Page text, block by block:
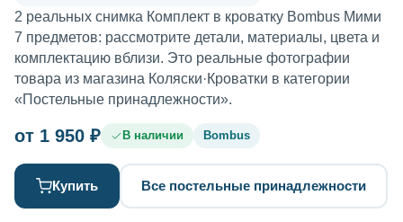
2 реальных снимка Комплект в кроватку Bombus Мими
7 предметов: рассмотрите детали, материалы, цвета и
комплектацию вблизи. Это реальные фотографии
товара из магазина Коляски·Кроватки в категории
«Постельные принадлежности».
от 1 950 ₽ В наличии Bombus
Купить Все постельные принадлежности